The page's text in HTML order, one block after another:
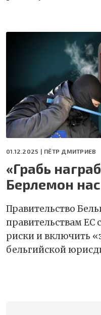
01.12.2025 | ПЁТР ДМИТРИЕВ
«Грабь
Берлемон
Правительство
правительствам ЕС
риски и включить
бельгийской